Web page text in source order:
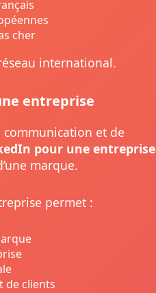
cher
international.
entreprise
et de
pour une entreprise
marque.
permet :
de clients